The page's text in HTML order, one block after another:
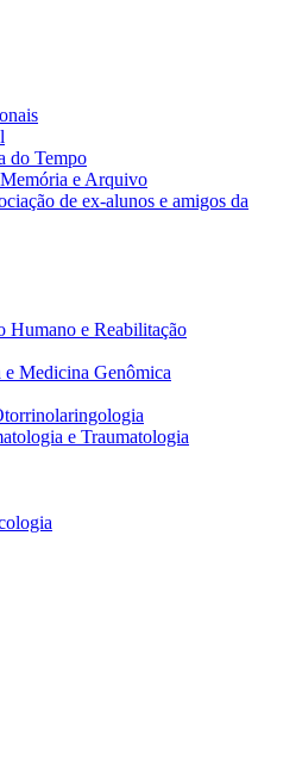
do Tempo
e Arquivo
de ex-alunos e amigos da
Humano e Reabilitação
Medicina Genômica
e Traumatologia